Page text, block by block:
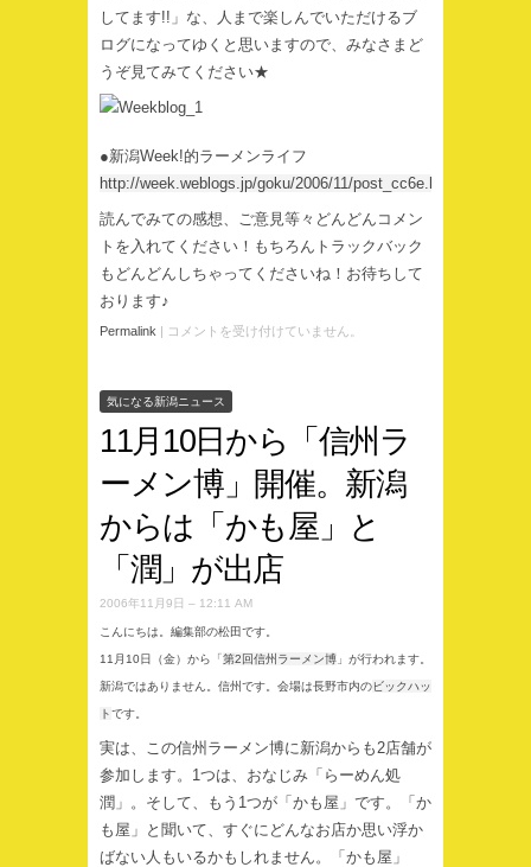
してます!!」な、人まで楽しんでいただけるブ
ログになってゆくと思いますので、みなさまど
うぞ見てみてください★
●新潟Week!的ラーメンライフ
http://week.weblogs.jp/goku/2006/11/post_cc6e.html
読んでみての感想、ご意見等々どんどんコメン
トを入れてください！もちろんトラックバック
もどんどんしちゃってくださいね！お待ちして
おります♪
Permalink | コメントを受け付けていません。
気になる新潟ニュース
11月10日から「信州ラ
ーメン博」開催。新潟
からは「かも屋」と
「潤」が出店
2006年11月9日 – 12:11 AM
こんにちは。編集部の松田です。
11月10日（金）から「第2回信州ラーメン博 」が行われます。
新潟ではありません。信州です。会場は長野市内のビックハッ
トです。
実は、この信州ラーメン博に新潟からも2店舗が
参加します。1つは、おなじみ「らーめん処
潤」。そして、もう1つが「かも屋」です。「か
も屋」と聞いて、すぐにどんなお店か思い浮か
ばない人もいるかもしれません。「かも屋」